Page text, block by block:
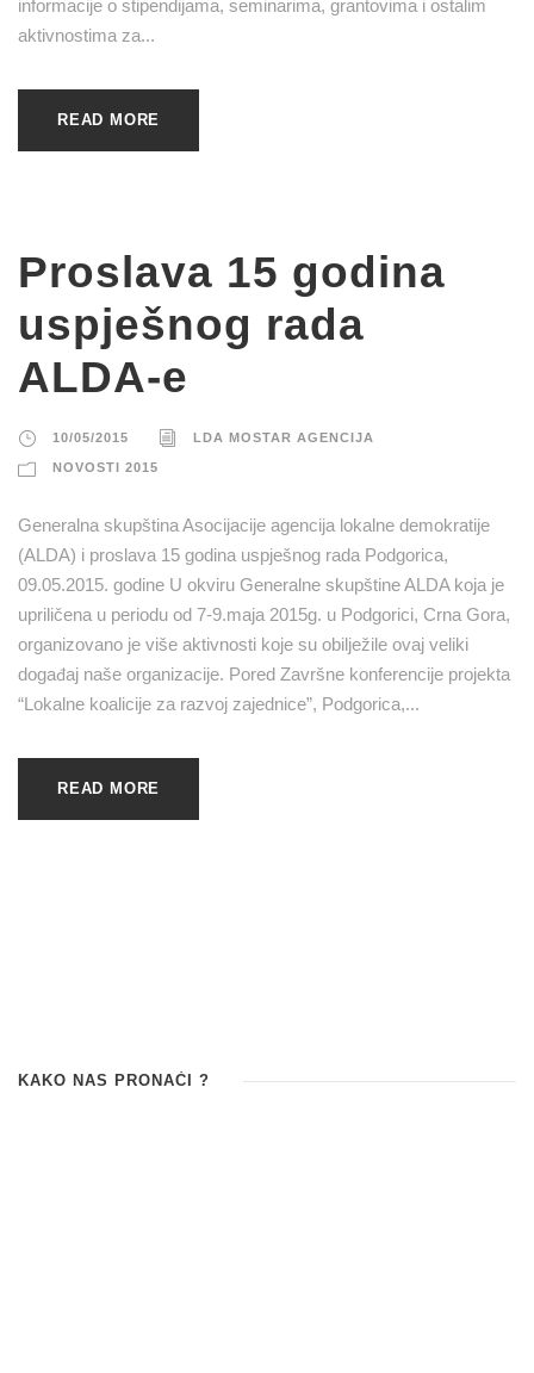
informacije o stipendijama, seminarima, grantovima i ostalim
aktivnostima za...
READ MORE
Proslava 15 godina
uspješnog rada
ALDA-e
10/05/2015 LDA MOSTAR AGENCIJA
NOVOSTI 2015
Generalna skupština Asocijacije agencija lokalne demokratije
(ALDA) i proslava 15 godina uspješnog rada Podgorica,
09.05.2015. godine U okviru Generalne skupštine ALDA koja je
upriličena u periodu od 7-9.maja 2015g. u Podgorici, Crna Gora,
organizovano je više aktivnosti koje su obilježile ovaj veliki
događaj naše organizacije. Pored Završne konferencije projekta
“Lokalne koalicije za razvoj zajednice”, Podgorica,...
READ MORE
KAKO NAS PRONAĆI ?